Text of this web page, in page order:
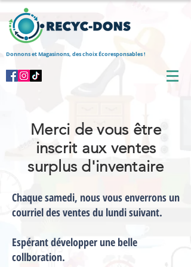
Donnons et Magasinons, des choix Écoresponsables !
Merci de vous être
inscrit aux ventes
surplus d'inventaire
Chaque samedi, nous vous enverrons un
courriel des ventes du lundi suivant.
Espérant développer une belle
collboration.